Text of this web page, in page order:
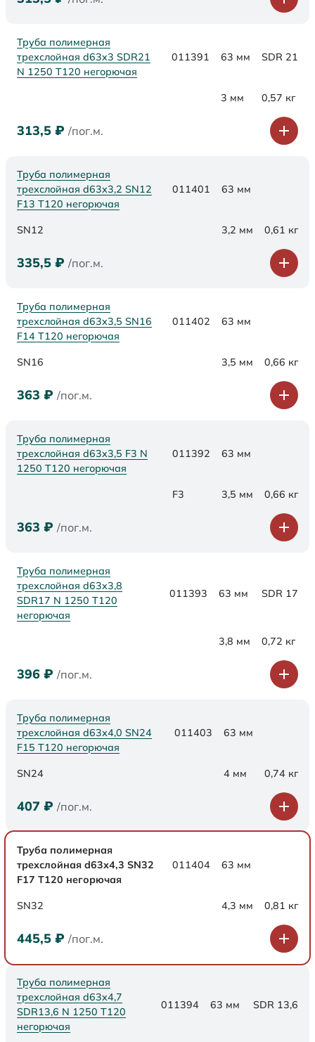
Труба полимерная
трехслойная d63x3 SDR21
N 1250 Т120 негорючая
011391 63 мм SDR 21
3 мм 0,57 кг
313,5 ₽ /пог.м.
Труба полимерная
трехслойная d63х3,2 SN12
F13 Т120 негорючая
011401 63 мм
SN12 3,2 мм 0,61 кг
335,5 ₽ /пог.м.
Труба полимерная
трехслойная d63х3,5 SN16
F14 Т120 негорючая
011402 63 мм
SN16 3,5 мм 0,66 кг
363 ₽ /пог.м.
Труба полимерная
трехслойная d63x3,5 F3 N
1250 Т120 негорючая
011392 63 мм
F3 3,5 мм 0,66 кг
363 ₽ /пог.м.
Труба полимерная
трехслойная d63x3,8
SDR17 N 1250 Т120
негорючая
011393 63 мм SDR 17
3,8 мм 0,72 кг
396 ₽ /пог.м.
Труба полимерная
трехслойная d63х4,0 SN24
F15 Т120 негорючая
011403 63 мм
SN24 4 мм 0,74 кг
407 ₽ /пог.м.
Труба полимерная
трехслойная d63х4,3 SN32
F17 Т120 негорючая
011404 63 мм
SN32 4,3 мм 0,81 кг
445,5 ₽ /пог.м.
Труба полимерная
трехслойная d63x4,7
SDR13,6 N 1250 Т120
негорючая
011394 63 мм SDR 13,6